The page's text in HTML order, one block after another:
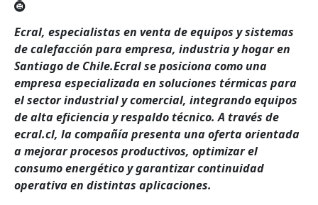
Ecral, especialistas en venta de equipos y sistemas
de calefacción para empresa, industria y hogar en
Santiago de Chile.Ecral se posiciona como una
empresa especializada en soluciones térmicas para
el sector industrial y comercial, integrando equipos
de alta eficiencia y respaldo técnico. A través de
ecral.cl, la compañía presenta una oferta orientada
a mejorar procesos productivos, optimizar el
consumo energético y garantizar continuidad
operativa en distintas aplicaciones.